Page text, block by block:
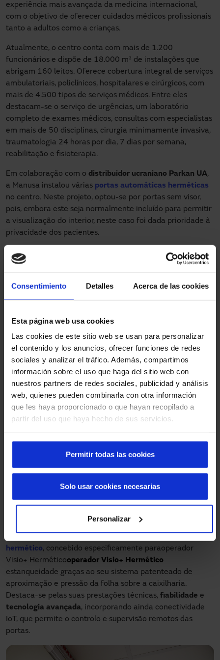
Consentimiento Detalles Acerca de las cookies
Esta página web usa cookies
Las cookies de este sitio web se usan para personalizar
el contenido y los anuncios, ofrecer funciones de redes
sociales y analizar el tráfico. Además, compartimos
información sobre el uso que haga del sitio web con
nuestros partners de redes sociales, publicidad y análisis
web, quienes pueden combinarla con otra información
que les haya proporcionado o que hayan recopilado a
partir del uso que haya hecho de sus servicios.
Permitir todas las cookies
Personalizar
Solo usar cookies necesarias
experiência mais avançada da medicina internacional,
com o objetivo de oferecer cuidados médicos profissionais
tanto a adultos como a crianças.
Atualmente, o centro conta com mais de 1.200
funcionários e dispõe de 18.000 m² de instalações que
abrigam 160 leitos. Oferece cobertura integral de serviços
ambulatoriais, policlínicos, hospitalares e cirúrgicos, com
mais de 4.500 tipos de serviços médicos. Entre eles
destacam-se o serviço de urgências, um laboratório
completo de exames médicos, consultas com especialistas
em mais de 50 disciplinas, cirurgia minimamente invasiva,
traumatologia 24 horas por dia, 7 dias por semana,
reabilitação e fisioterapia.
Em colaboração com o distribuidor ucraniano Parkan UA,
a Manusa instalou várias portas automáticas herméticas
no centro. Neste projeto, optou-se por portas sem visor,
pois, embora este seja normalmente incluído para permitir
a visualização do interior, neste caso foi dada prioridade à
privacidade dos pacientes.
Para garantir uma abertura sem contacto, foram
incorporadosdetetores de proximidade Smart-prox, que
permitem acionar a porta automaticamente sem
necessidade de contacto físico. Estes dispositivos podem
sistema de contacto livre de potencial, dependendo do
tipo de operador. O seu design, elegante e coerente com o
do Selector Smart, permite a sua instalação em superfície
luminoso que melhora a experiência do utilizador e uma
distância de deteção regulável entre 5 e 35 cm.
hermético, concebido especificamente paraoperador
Visio+ Herméticooperador Visio+ Hermético
estanqueidade graças ao seu sistema patenteado de
aproximação e pressão da folha sobre a caixilharia.
Destaca-se pelas suas prestações técnicas, fiabilidade e
tecnologia avançada, incorporando ainda conectividade
IoT, que permite o controlo e supervisão remotos das
portas.